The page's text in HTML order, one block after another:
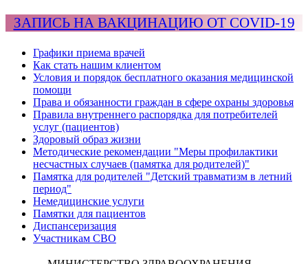
ЗАПИСЬ НА ВАКЦИНАЦИЮ ОТ COVID-19
Графики приема врачей
Как стать нашим клиентом
Условия и порядок бесплатного оказания медицинской
помощи
Права и обязанности граждан в сфере охраны здоровья
Правила внутреннего распорядка для потребителей
услуг (пациентов)
Здоровый образ жизни
Методические рекомендации "Меры профилактики
несчастных случаев (памятка для родителей)"
Памятка для родителей "Детский травматизм в летний
период"
Немедицинские услуги
Памятки для пациентов
Диспансеризация
Участникам СВО